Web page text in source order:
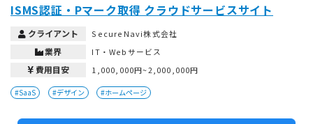
ISMS認証・Pマーク取得 クラウドサービスサイト
クライアント SecureNavi株式会社
業界 IT・Webサービス
費用目安 1,000,000円~2,000,000円
#SaaS #デザイン #ホームページ